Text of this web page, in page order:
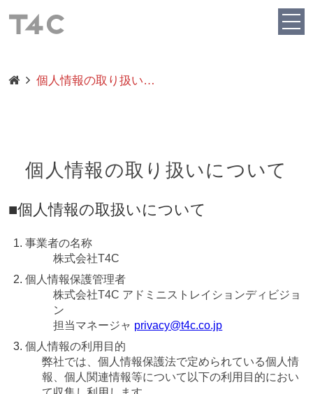
個人情報の取り扱い…
個人情報の取り扱いについて
■個人情報の取扱いについて
事業者の名称
株式会社T4C
個人情報保護管理者
株式会社T4C アドミニストレイションディビジョ
ン
担当マネージャ privacy@t4c.co.jp
個人情報の利用目的
弊社では、個人情報保護法で定められている個人情
報、個人関連情報等について以下の利用目的におい